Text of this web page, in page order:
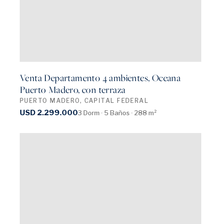
Venta Departamento 4 ambientes, Oceana
Puerto Madero, con terraza
PUERTO MADERO, CAPITAL FEDERAL
USD 2.299.0003 Dorm · 5 Baños · 288 m²